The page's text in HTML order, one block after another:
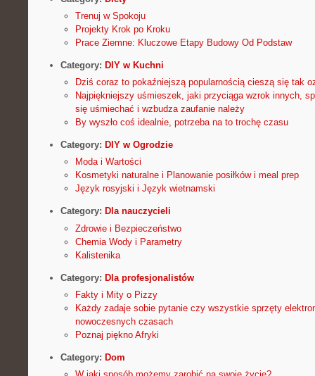
Trenuj w Spokoju
Projekty Krok po Kroku
Prace Ziemne: Kluczowe Etapy Budowy Od Podstaw
Category: DIY w Kuchni
Dziś coraz to pokaźniejszą popularnością cieszą się tak
Najpiękniejszy uśmieszek, jaki przyciąga wzrok innych,
się uśmiechać i wzbudza zaufanie należy
By wyszło coś idealnie, potrzeba na to trochę czasu
Category: DIY w Ogrodzie
Moda i Wartości
Kosmetyki naturalne i Planowanie posiłków i meal prep
Język rosyjski i Język wietnamski
Category: Dla nauczycieli
Zdrowie i Bezpieczeństwo
Chemia Wody i Parametry
Kalistenika
Category: Dla profesjonalistów
Fakty i Mity o Pizzy
Każdy zadaje sobie pytanie czy wszystkie sprzęty
nowoczesnych czasach
Poznaj piękno Afryki
Category: Dom